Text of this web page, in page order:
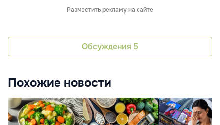
Разместить рекламу на сайте
Обсуждения 5
Похожие новости